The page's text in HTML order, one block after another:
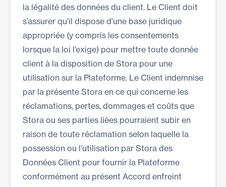
la légalité des données du client. Le Client doit
s’assurer qu’il dispose d’une base juridique
appropriée (y compris les consentements
lorsque la loi l’exige) pour mettre toute donnée
client à la disposition de Stora pour une
utilisation sur la Plateforme. Le Client indemnise
par la présente Stora en ce qui concerne les
réclamations, pertes, dommages et coûts que
Stora ou ses parties liées pourraient subir en
raison de toute réclamation selon laquelle la
possession ou l’utilisation par Stora des
Données Client pour fournir la Plateforme
conformément au présent Accord enfreint